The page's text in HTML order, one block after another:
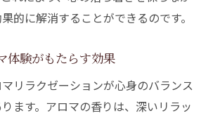
的に解消することができるのです。
体験がもたらす効果
リラクゼーションが心身のバランス
ます。アロマの香りは、深いリラッ